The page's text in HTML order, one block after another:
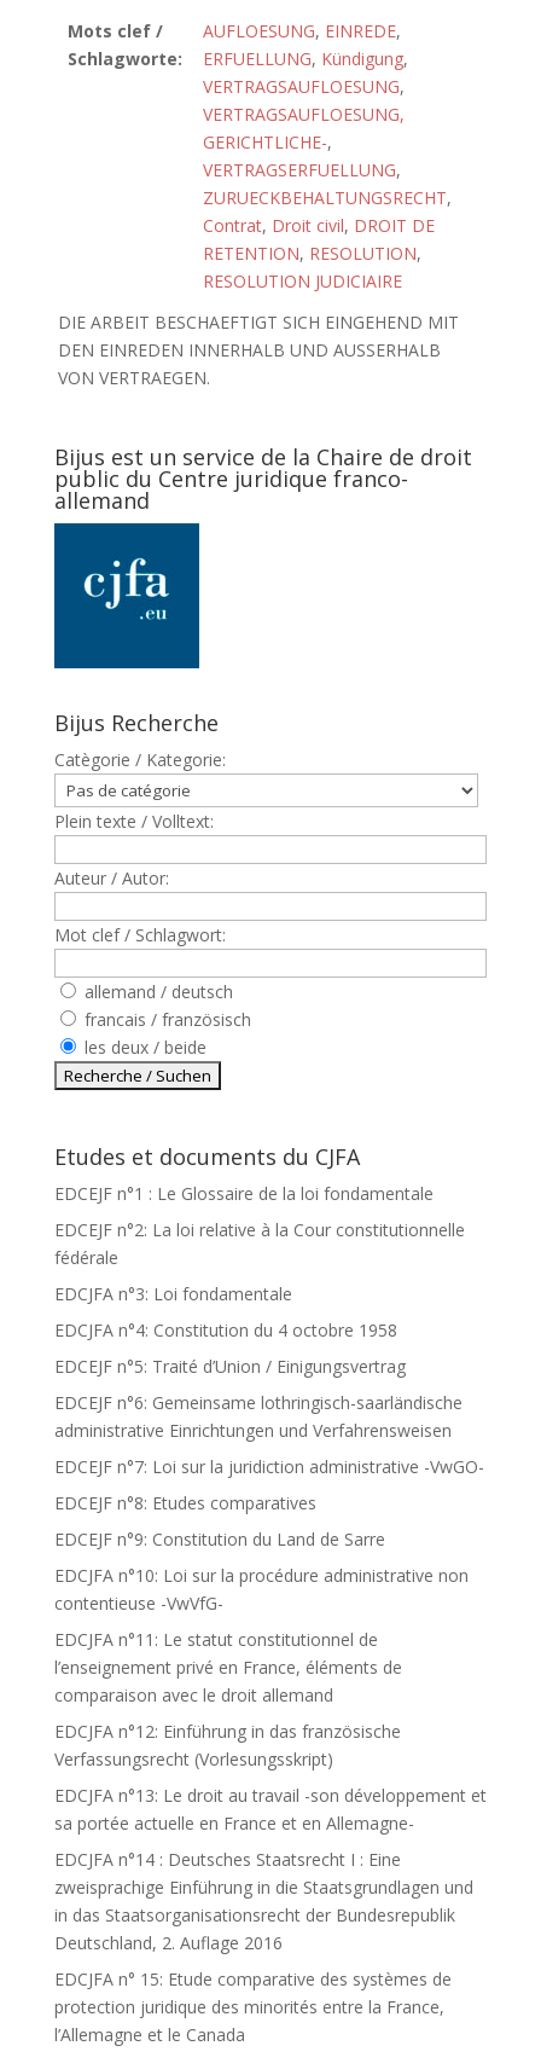
Mots clef /
Schlagworte:
AUFLOESUNG, EINREDE,
ERFUELLUNG, Kündigung,
VERTRAGSAUFLOESUNG,
VERTRAGSAUFLOESUNG,
GERICHTLICHE-,
VERTRAGSERFUELLUNG,
ZURUECKBEHALTUNGSRECHT,
Contrat, Droit civil, DROIT DE
RETENTION, RESOLUTION,
RESOLUTION JUDICIAIRE
DIE ARBEIT BESCHAEFTIGT SICH EINGEHEND MIT
DEN EINREDEN INNERHALB UND AUSSERHALB
VON VERTRAEGEN.
Bijus est un service de la Chaire de droit
public du Centre juridique franco-
allemand
Bijus Recherche
Catègorie / Kategorie:
Plein texte / Volltext:
Auteur / Autor:
Mot clef / Schlagwort:
allemand / deutsch
francais / französisch
les deux / beide
Etudes et documents du CJFA
EDCEJF n°1 : Le Glossaire de la loi fondamentale
EDCEJF n°2: La loi relative à la Cour constitutionnelle
fédérale
EDCJFA n°3: Loi fondamentale
EDCJFA n°4: Constitution du 4 octobre 1958
EDCEJF n°5: Traité d’Union / Einigungsvertrag
EDCEJF n°6: Gemeinsame lothringisch-saarländische
administrative Einrichtungen und Verfahrensweisen
EDCEJF n°7: Loi sur la juridiction administrative -VwGO-
EDCEJF n°8: Etudes comparatives
EDCEJF n°9: Constitution du Land de Sarre
EDCJFA n°10: Loi sur la procédure administrative non
contentieuse -VwVfG-
EDCJFA n°11: Le statut constitutionnel de
l’enseignement privé en France, éléments de
comparaison avec le droit allemand
EDCJFA n°12: Einführung in das französische
Verfassungsrecht (Vorlesungsskript)
EDCJFA n°13: Le droit au travail -son développement et
sa portée actuelle en France et en Allemagne-
EDCJFA n°14 : Deutsches Staatsrecht I : Eine
zweisprachige Einführung in die Staatsgrundlagen und
in das Staatsorganisationsrecht der Bundesrepublik
Deutschland, 2. Auflage 2016
EDCJFA n° 15: Etude comparative des systèmes de
protection juridique des minorités entre la France,
l’Allemagne et le Canada